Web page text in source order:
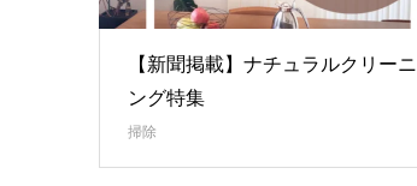
【新聞掲載】ナチュラルクリーニ
ング特集
掃除